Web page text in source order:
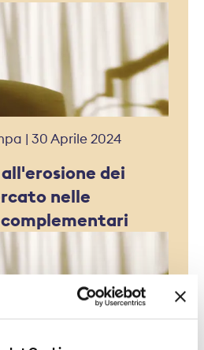
contrattuale
| 30 Aprile 2024
dei
nelle